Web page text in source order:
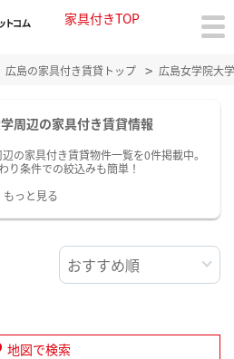
家具付きTOP
広島の家具付き賃貸トップ 広島女学院大
周辺の家具付き賃貸情報
の家具付き賃貸物件一覧を0件掲載中。
り条件での絞込みも簡単！
もっと見る
地図で検索